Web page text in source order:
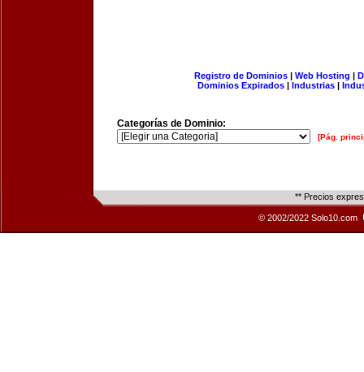
Registro de Dominios| Web Hosting |
Dominios Expirados | Industrias |
Categorías de Dominio:
[Pág.
** Precios
© 2002/2022 Solo10.com